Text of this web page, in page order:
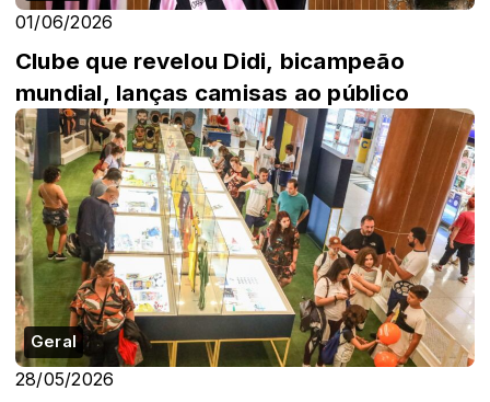
01/06/2026
Clube que revelou Didi, bicampeão
mundial, lanças camisas ao público
Geral
28/05/2026